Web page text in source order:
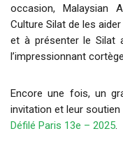
occasion, Malaysian
Culture Silat de les
et à présenter le Silat
l’impressionnant
Encore une fois, un
invitation et leur
Défilé Paris 13e – 2025.